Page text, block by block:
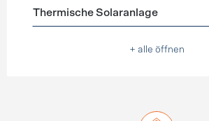
Förderprogramme Warmwasser
Thermische Solaranlage
+ alle öffnen